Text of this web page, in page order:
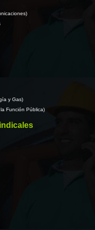
y Gas)
Función Pública)